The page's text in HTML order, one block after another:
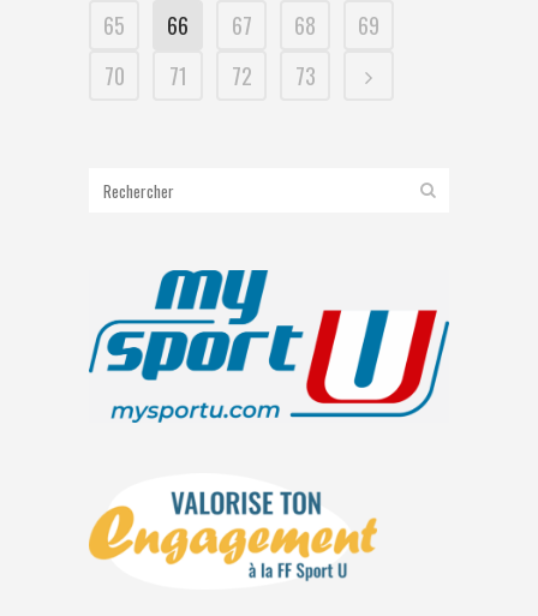
65
66 67 68
69
70
71 72 73